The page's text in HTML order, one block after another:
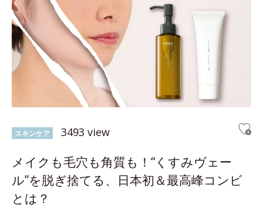
スキンケア 3493 view
メイクも毛穴も角質も！“くすみヴェー
ル”を脱ぎ捨てる、日本初＆最高峰コンビ
とは？